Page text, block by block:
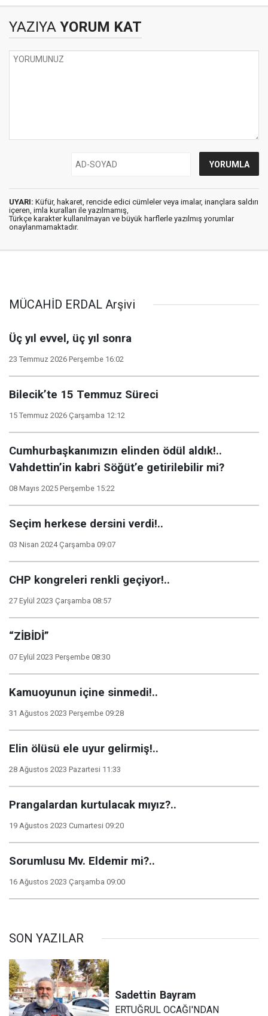
YAZIYA YORUM KAT
UYARI: Küfür, hakaret, rencide edici cümleler veya imalar, inançlara saldırı
içeren, imla kuralları ile yazılmamış,
Türkçe karakter kullanılmayan ve büyük harflerle yazılmış yorumlar
onaylanmamaktadır.
MÜCAHİD ERDAL Arşivi
Üç yıl evvel, üç yıl sonra
23 Temmuz 2026 Perşembe 16:02
Bilecik’te 15 Temmuz Süreci
15 Temmuz 2026 Çarşamba 12:12
Cumhurbaşkanımızın elinden ödül aldık!..
Vahdettin’in kabri Söğüt’e getirilebilir mi?
08 Mayıs 2025 Perşembe 15:22
Seçim herkese dersini verdi!..
03 Nisan 2024 Çarşamba 09:07
CHP kongreleri renkli geçiyor!..
27 Eylül 2023 Çarşamba 08:57
“ZİBİDİ”
07 Eylül 2023 Perşembe 08:30
Kamuoyunun içine sinmedi!..
31 Ağustos 2023 Perşembe 09:28
Elin ölüsü ele uyur gelirmiş!..
28 Ağustos 2023 Pazartesi 11:33
Prangalardan kurtulacak mıyız?..
19 Ağustos 2023 Cumartesi 09:20
Sorumlusu Mv. Eldemir mi?..
16 Ağustos 2023 Çarşamba 09:00
SON YAZILAR
Sadettin Bayram
ERTUĞRUL OCAĞI'NDAN